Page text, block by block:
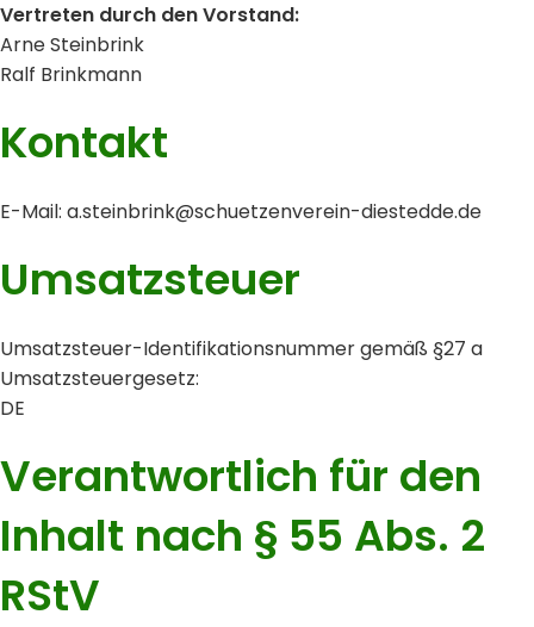
Vertreten durch den Vorstand:
Arne Steinbrink
Ralf Brinkmann
Kontakt
E-Mail: a.steinbrink@schuetzenverein-diestedde.de
Umsatzsteuer
Umsatzsteuer-Identifikationsnummer gemäß §27 a
Umsatzsteuergesetz:
DE
Verantwortlich für den
Inhalt nach § 55 Abs. 2
RStV